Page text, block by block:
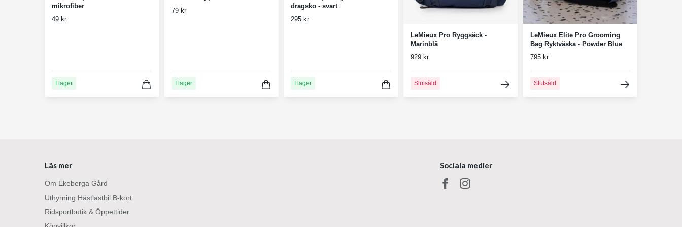
mikrofiber
49 kr
I lager
79 kr
I lager
dragsko - svart
295 kr
I lager
LeMieux Pro Ryggsäck -
Marinblå
929 kr
Slutsåld
LeMieux Elite Pro Grooming
Bag Ryktväska - Powder Blue
795 kr
Slutsåld
Läs mer
Om Ekeberga Gård
Uthyrning Hästlastbil B-kort
Ridsportbutik & Öppettider
Sociala medier